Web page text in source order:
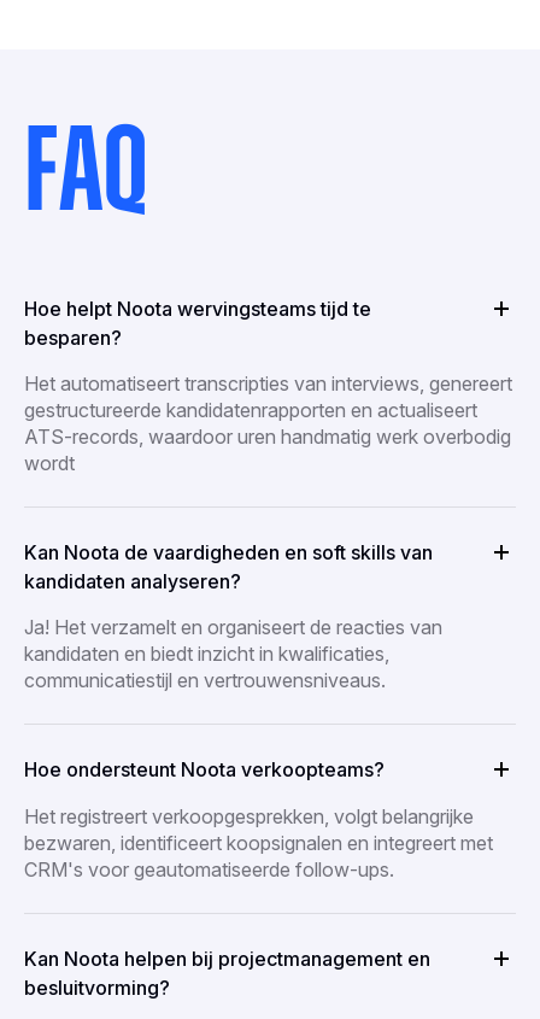
FAQ
Hoe helpt Noota wervingsteams tijd te
besparen?
Het automatiseert transcripties van interviews, genereert
gestructureerde kandidatenrapporten en actualiseert
ATS-records, waardoor uren handmatig werk overbodig
wordt
Kan Noota de vaardigheden en soft skills van
kandidaten analyseren?
Ja! Het verzamelt en organiseert de reacties van
kandidaten en biedt inzicht in kwalificaties,
communicatiestijl en vertrouwensniveaus.
Hoe ondersteunt Noota verkoopteams?
Het registreert verkoopgesprekken, volgt belangrijke
bezwaren, identificeert koopsignalen en integreert met
CRM's voor geautomatiseerde follow-ups.
Kan Noota helpen bij projectmanagement en
besluitvorming?